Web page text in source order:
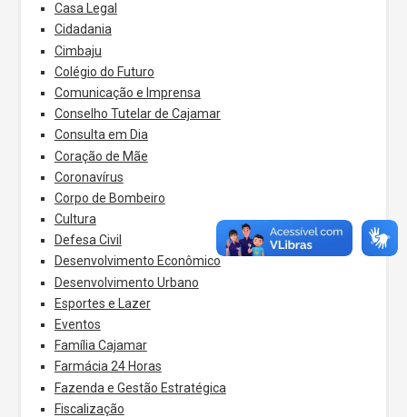
Casa Legal
Cidadania
Cimbaju
Colégio do Futuro
Comunicação e Imprensa
Conselho Tutelar de Cajamar
Consulta em Dia
Coração de Mãe
Coronavírus
Corpo de Bombeiro
Cultura
Defesa Civil
Desenvolvimento Econômico
Desenvolvimento Urbano
Esportes e Lazer
Eventos
Família Cajamar
Farmácia 24 Horas
Fazenda e Gestão Estratégica
Fiscalização